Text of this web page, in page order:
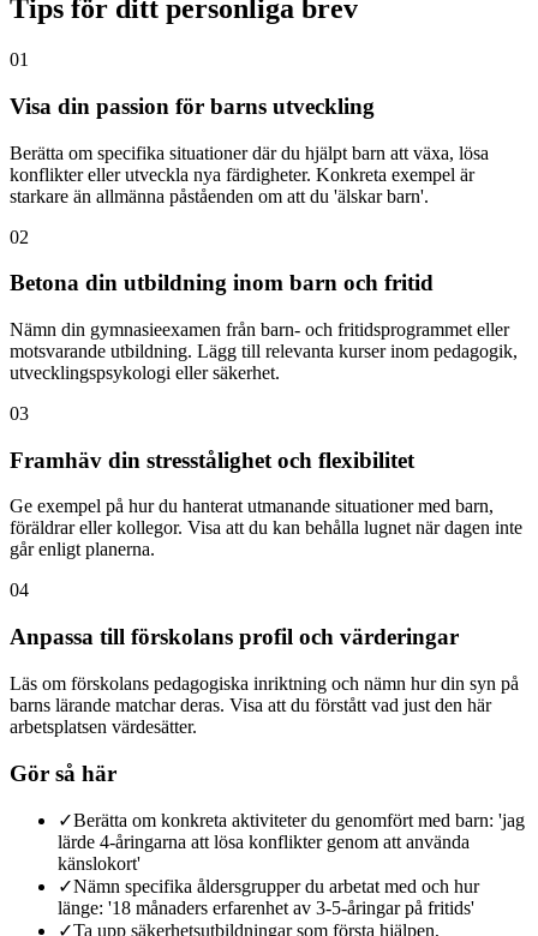
Tips för ditt personliga brev
01
Visa din passion för barns utveckling
Berätta om specifika situationer där du hjälpt barn att växa, lösa
konflikter eller utveckla nya färdigheter. Konkreta exempel är
starkare än allmänna påståenden om att du 'älskar barn'.
02
Betona din utbildning inom barn och fritid
Nämn din gymnasieexamen från barn- och fritidsprogrammet eller
motsvarande utbildning. Lägg till relevanta kurser inom pedagogik,
utvecklingspsykologi eller säkerhet.
03
Framhäv din stresstålighet och flexibilitet
Ge exempel på hur du hanterat utmanande situationer med barn,
föräldrar eller kollegor. Visa att du kan behålla lugnet när dagen inte
går enligt planerna.
04
Anpassa till förskolans profil och värderingar
Läs om förskolans pedagogiska inriktning och nämn hur din syn på
barns lärande matchar deras. Visa att du förstått vad just den här
arbetsplatsen värdesätter.
Gör så här
✓Berätta om konkreta aktiviteter du genomfört med barn: 'jag
lärde 4-åringarna att lösa konflikter genom att använda
känslokort'
✓Nämn specifika åldersgrupper du arbetat med och hur
länge: '18 månaders erfarenhet av 3-5-åringar på fritids'
✓Ta upp säkerhetsutbildningar som första hjälpen,